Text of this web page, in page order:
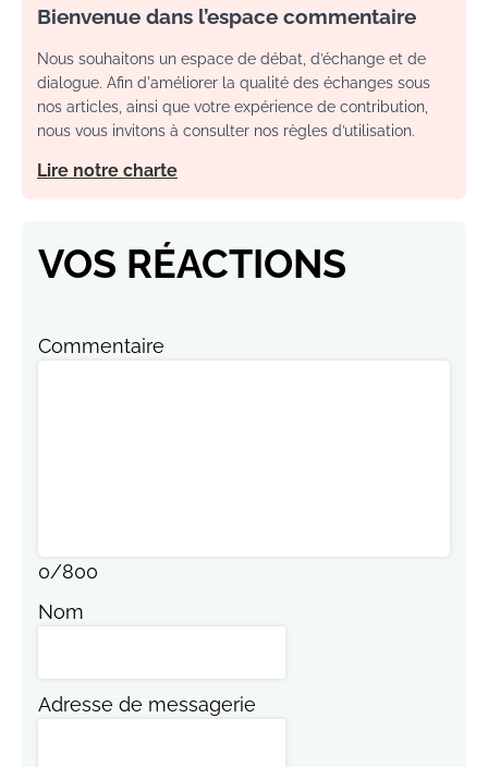
Bienvenue dans l’espace commentaire
Nous souhaitons un espace de débat, d’échange et de
dialogue. Afin d'améliorer la qualité des échanges sous
nos articles, ainsi que votre expérience de contribution,
nous vous invitons à consulter nos règles d’utilisation.
Lire notre charte
VOS RÉACTIONS
Commentaire
0/800
Nom
Adresse de messagerie